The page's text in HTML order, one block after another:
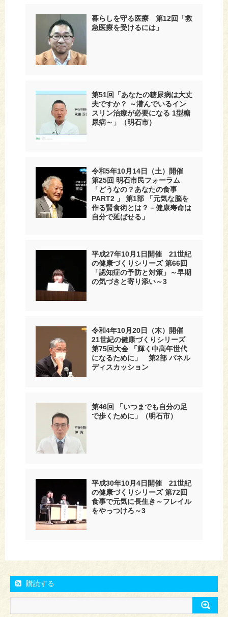
暮らしを守る医療 第12回「救
急医療を受けるには」
第51回「あなたの糖尿病は大丈
夫ですか？ ～潜んでいるイン
スリン治療が必要になる 1型糖
尿病～」（明石市）
令和5年10月14日（土）開催
第25回 明石市民フォーラム
「どうなの？あなたの食事
PART2 」 第1部 「元気な脳を
作る賢食術とは？－健康寿命は
自分で延ばせる」
平成27年10月1日開催 21世紀
の健康づくりシリーズ 第66回
「認知症の予防と対策」～早期
の気づきと寄り添い～3
令和4年10月20日（木）開催
21世紀の健康づくりシリーズ
第75回大会 「輝く中高年世代
になるために」 第2部 パネル
ディスカッション
第46回 「いつまでも自分の足
で歩くために」（明石市）
平成30年10月4日開催 21世紀
の健康づくりシリーズ 第72回
食事で元気に長生き～フレイル
をやっつけろ～3
購読する